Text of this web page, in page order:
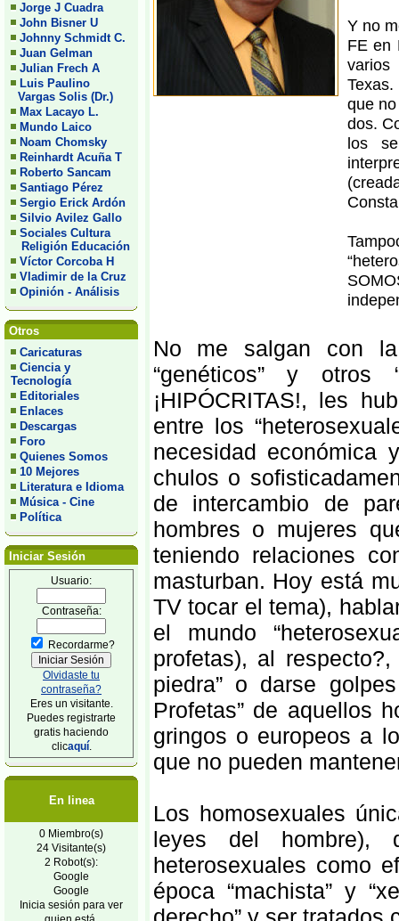
Jorge J Cuadra
John Bisner U
Johnny Schmidt C.
Juan Gelman
Julian Frech A
Luis Paulino
Vargas Solis (Dr.)
Max Lacayo L.
Mundo Laico
Noam Chomsky
Reinhardt Acuña T
Roberto Sancam
Santiago Pérez
Sergio Erick Ardón
Silvio Avilez Gallo
Sociales Cultura
Religión Educación
Víctor Corcoba H
Vladimir de la Cruz
Opinión - Análisis
Otros
Caricaturas
Ciencia y
Tecnología
Editoriales
Enlaces
Descargas
Foro
Quienes Somos
10 Mejores
Literatura e Idioma
Música - Cine
Política
Iniciar Sesión
Usuario:
Contraseña:
Recordarme?
Olvidaste tu
contraseña?
Eres un visitante.
Puedes registrarte
gratis haciendo
clicaquí.
En linea
0 Miembro(s)
24 Visitante(s)
2 Robot(s):
Google
Google
Inicia sesión para ver
Y no
FE en
varios
que
dos.
los
No me salgan con la
“genéticos” y otros
¡HIPÓCRITAS!, les
entre los
necesidad económica
chulos o
de intercambio de
hombres o mujeres
teniendo relaciones
masturban. Hoy está
TV tocar el tema),
el mundo
profetas), al
piedra” o darse
Profetas” de aquellos
gringos o europeos a
que no pueden
Los homosexuales
leyes del hombre),
heterosexuales como
época “machista” y